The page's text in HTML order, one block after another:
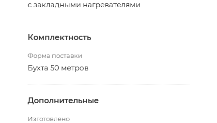
с закладными нагревателями
Комплектность
Форма поставки
Бухта 50 метров
Дополнительные
Изготовлено